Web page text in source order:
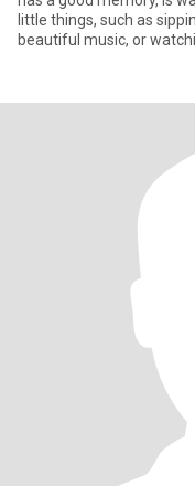
little things, such as
beautiful music, or